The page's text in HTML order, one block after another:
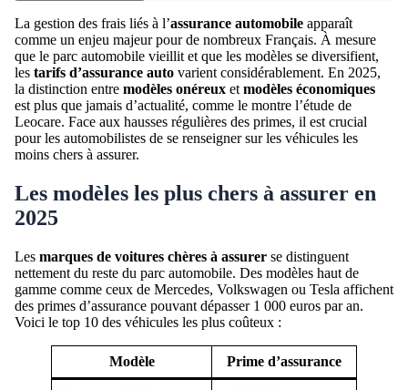
La gestion des frais liés à l’assurance automobile apparaît
comme un enjeu majeur pour de nombreux Français. À mesure
que le parc automobile vieillit et que les modèles se diversifient,
les tarifs d’assurance auto varient considérablement. En 2025,
la distinction entre modèles onéreux et modèles économiques
est plus que jamais d’actualité, comme le montre l’étude de
Leocare. Face aux hausses régulières des primes, il est crucial
pour les automobilistes de se renseigner sur les véhicules les
moins chers à assurer.
Les modèles les plus chers à assurer en
2025
Les marques de voitures chères à assurer se distinguent
nettement du reste du parc automobile. Des modèles haut de
gamme comme ceux de Mercedes, Volkswagen ou Tesla affichent
des primes d’assurance pouvant dépasser 1 000 euros par an.
Voici le top 10 des véhicules les plus coûteux :
Modèle Prime d’assurance